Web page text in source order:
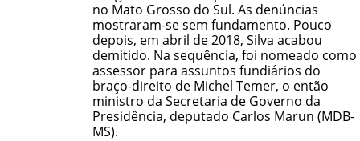
no Mato Grosso do Sul. As denúncias
mostraram-se sem fundamento. Pouco
depois, em abril de 2018, Silva acabou
demitido. Na sequência, foi nomeado como
assessor para assuntos fundiários do
braço-direito de Michel Temer, o então
ministro da Secretaria de Governo da
Presidência, deputado Carlos Marun (MDB-
MS).